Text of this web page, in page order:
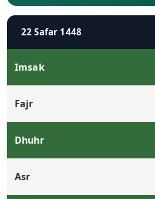
22 Safar 1448
Imsak
Fajr
Dhuhr
Asr